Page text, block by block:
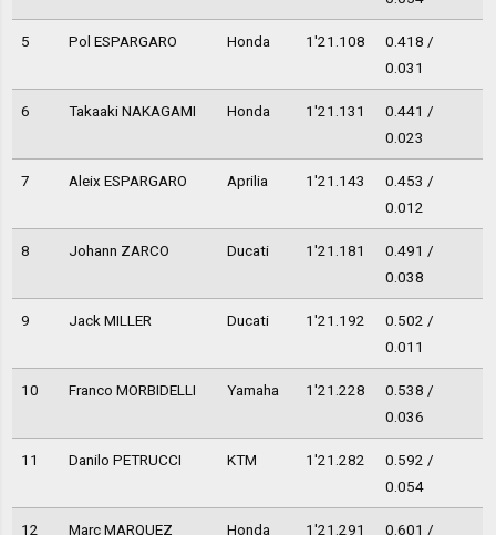
5 Pol ESPARGARO Honda 1'21.108
0.418 /
0.031
6 Takaaki NAKAGAMI Honda 1'21.131
0.441 /
0.023
7 Aleix ESPARGARO Aprilia 1'21.143
0.453 /
0.012
8 Johann ZARCO Ducati 1'21.181
0.491 /
0.038
9 Jack MILLER Ducati 1'21.192
0.502 /
0.011
10 Franco MORBIDELLI Yamaha 1'21.228
0.538 /
0.036
11 Danilo PETRUCCI KTM 1'21.282
0.592 /
0.054
12 Marc MARQUEZ Honda 1'21.291
0.601 /